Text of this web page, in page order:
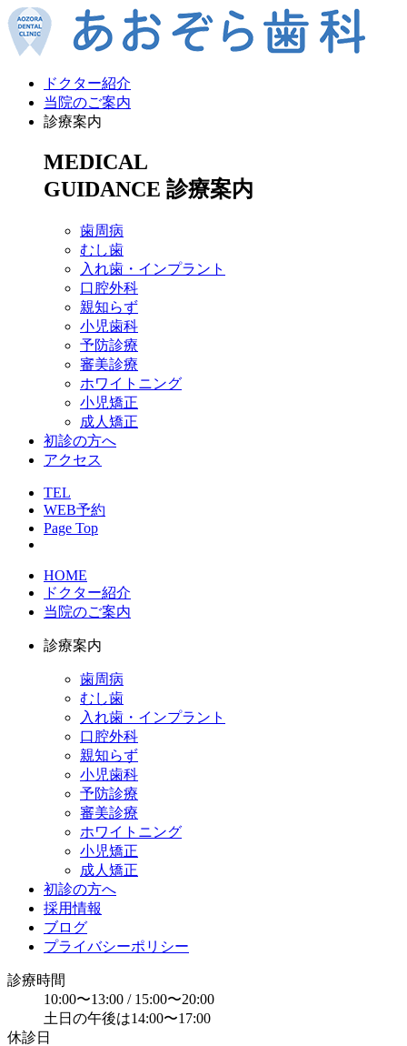
ドクター紹介
当院のご案内
診療案内
MEDICAL
GUIDANCE 診療案内
歯周病
むし歯
入れ歯・インプラント
口腔外科
親知らず
小児歯科
予防診療
審美診療
ホワイトニング
小児矯正
成人矯正
初診の方へ
アクセス
TEL
WEB予約
Page Top
HOME
ドクター紹介
当院のご案内
診療案内
歯周病
むし歯
入れ歯・インプラント
口腔外科
親知らず
小児歯科
予防診療
審美診療
ホワイトニング
小児矯正
成人矯正
初診の方へ
採用情報
ブログ
プライバシーポリシー
診療時間
10:00〜13:00 / 15:00〜20:00
土日の午後は14:00〜17:00
休診日